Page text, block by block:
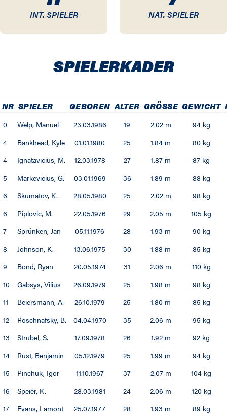
INT. SPIELER NAT. SPIELER
SPIELER­KADER
NR SPIELER GEBOREN ALTER GRÖSSE GEWICHT
0 Welp, Manuel 23.03.1986 19 2.02 m
94 kg
4
Bankhead, Kyle 01.01.1980 25 1.84 m
80 kg
4
Ignatavicius, M. 12.03.1978 27 1.87 m
87 kg
5
Markevicius, G. 03.01.1969 36 1.89 m
88 kg
6
Skumatov, K. 28.05.1980 25 2.02 m
98 kg
6
Piplovic, M. 22.05.1976 29 2.05 m
105 kg
7
Sprünken, Jan 05.11.1976 28 1.93 m
90 kg
8
Johnson, K. 13.06.1975 30 1.88 m
85 kg
9
Bond, Ryan 20.05.1974 31 2.06 m
110 kg
10
Gabsys, Vilius 26.09.1979 25 1.98 m
98 kg
11
Beiersmann, A. 26.10.1979 25 1.80 m
85 kg
12
Roschnafsky, B. 04.04.1970 35 2.06 m
95 kg
13
Strubel, S. 17.09.1978 26 1.92 m
92 kg
14
Rust, Benjamin 05.12.1979 25 1.99 m
94 kg
15
Pinchuk, Igor 11.10.1967 37 2.07 m
104 kg
16
Speier, K. 28.03.1981 24 2.06 m
120 kg
17
Evans, Lamont 25.07.1977 28 1.93 m
89 kg